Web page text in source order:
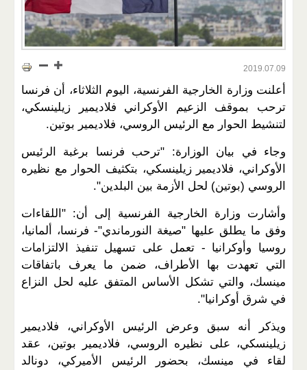
2019.07.09
أعلنت وزارة الخارجية الفرنسية، اليوم الثلاثاء، أن فرنسا
ترحب بموقف الزعيم الأوكراني فلاديمير زيلينسكي،
لتنشيط الحوار مع الرئيس الروسي، فلاديمير بوتين.
وجاء في بيان الوزارة: "ترحب فرنسا برغبة الرئيس
الأوكراني، فلاديمير زيلينسكي، بتكثيف الحوار مع نظيره
الروسي (بوتين) لحل الأزمة بين البلدين"​​​.
وأشارت وزارة الخارجية الفرنسية إلى أن: "اللقاءات
وفق ما يطلق عليها "صيغة النورماندي"- فرنسا، ألمانيا،
روسيا وأوكرانيا - تعمل على تسهيل تنفيذ الالتزامات
التي تعهدت بها الأطراف، ضمن ما يعرف باتفاقات
مينسك، والتي تشكل الأساس المتفق عليه لحل النزاع
في شرق أوكرانيا".
ويذكر أنه سبق وعرض الرئيس الأوكراني، فلاديمير
زيلينسكي، على نظيره الروسي، فلاديمير بوتين، عقد
لقاء في مينسك، بحضور الرئيس الأميركي، دونالد